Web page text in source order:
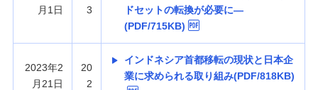
月1日
3
ドセットの転換が必要に—
(PDF/715KB)
2023年2
月21日
20
2
インドネシア首都移転の現状と日本企
業に求められる取り組み(PDF/818KB)